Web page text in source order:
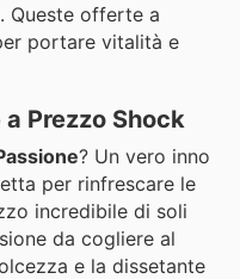
Queste offerte a
portare vitalità e
Prezzo Shock
? Un vero inno
per rinfrescare le
incredibile di soli
da cogliere al
e la dissetante